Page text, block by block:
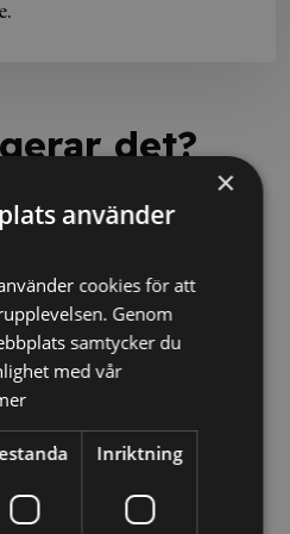
det?
kursen
kursen har du
sidor".
kunskaper
kunskaper på prov för att
till dig innehållet.
intyg
×
använder
cookies för att
Genom
samtycker du
med vår
Inriktning